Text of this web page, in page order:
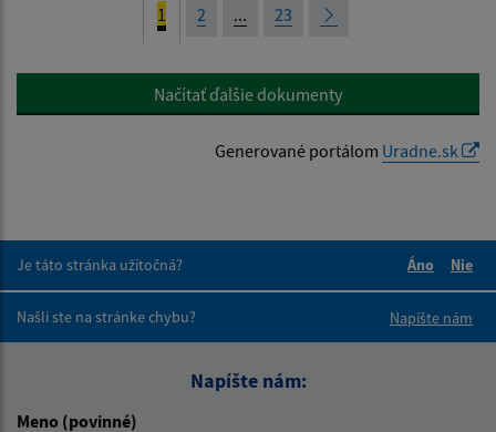
1 2 ... 23
Načítať ďalšie dokumenty
Generované portálom Uradne.sk
Je táto stránka užitočná?
Áno
Nie
Našli ste na stránke chybu?
Napíšte nám
Napíšte nám:
Meno (povinné)